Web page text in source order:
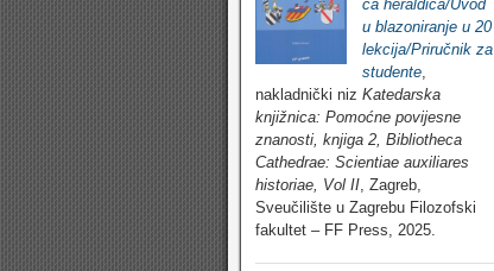
ca heraldica/Uvod
u blazoniranje u 20
lekcija/Priručnik za
studente,
nakladnički niz Katedarska
knjižnica: Pomoćne povijesne
znanosti, knjiga 2, Bibliotheca
Cathedrae: Scientiae auxiliares
historiae, Vol II, Zagreb,
Sveučilište u Zagrebu Filozofski
fakultet – FF Press, 2025.